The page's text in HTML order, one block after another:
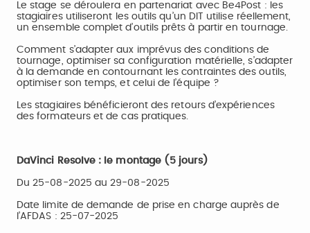
Le stage se déroulera en partenariat avec Be4Post : les
stagiaires utiliseront les outils qu’un DIT utilise réellement,
un ensemble complet d’outils prêts à partir en tournage.
Comment s’adapter aux imprévus des conditions de
tournage, optimiser sa configuration matérielle, s’adapter
à la demande en contournant les contraintes des outils,
optimiser son temps, et celui de l’équipe ?
Les stagiaires bénéficieront des retours d’expériences
des formateurs et de cas pratiques.
DaVinci Resolve : le montage (5 jours)
Du 25-08-2025 au 29-08-2025
Date limite de demande de prise en charge auprès de
l’AFDAS : 25-07-2025